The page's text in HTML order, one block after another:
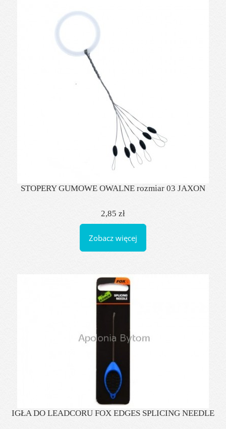
STOPERY GUMOWE OWALNE rozmiar 03 JAXON
2,85 zł
Zobacz więcej
IGŁA DO LEADCORU FOX EDGES SPLICING NEEDLE